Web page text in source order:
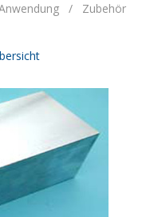
/ Zubehör